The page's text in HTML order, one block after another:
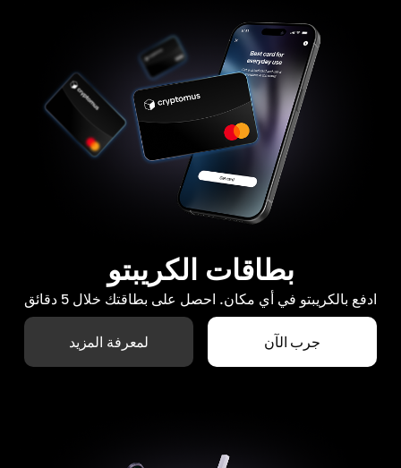
بطاقات الكريبتو
ادفع بالكريبتو في أي مكان. احصل على بطاقتك خلال 5 دقائق
جرب الآن لمعرفة المزيد